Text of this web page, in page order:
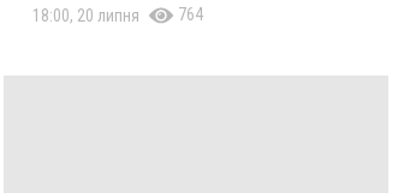
18:00, 20 липня 764